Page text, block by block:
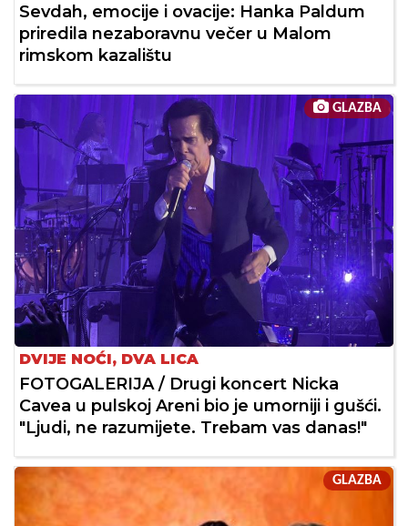
Sevdah, emocije i ovacije: Hanka Paldum
priredila nezaboravnu večer u Malom
rimskom kazalištu
GLAZBA
DVIJE NOĆI, DVA LICA
FOTOGALERIJA / Drugi koncert Nicka
Cavea u pulskoj Areni bio je umorniji i gušći.
"Ljudi, ne razumijete. Trebam vas danas!"
GLAZBA